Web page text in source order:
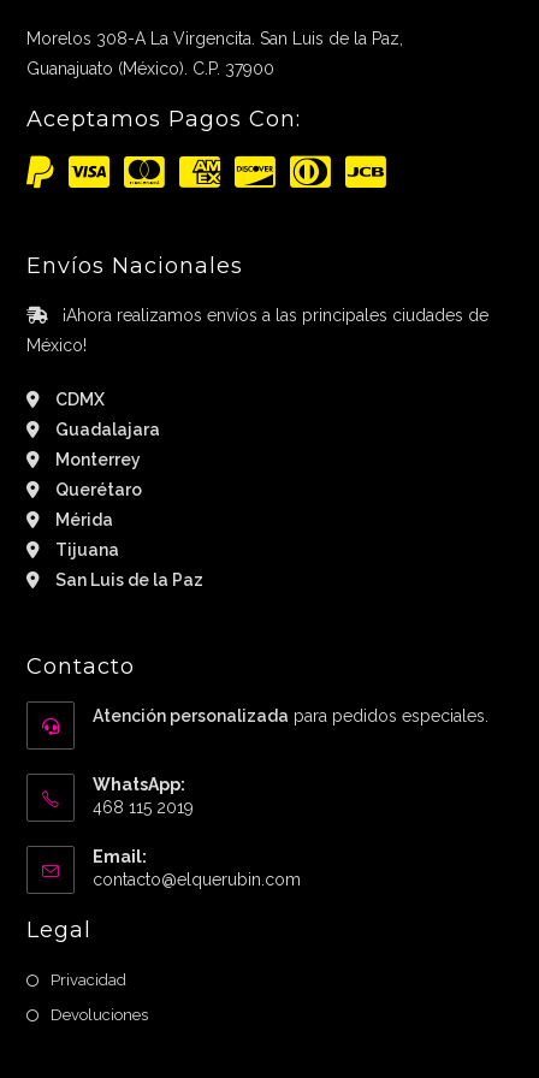
Morelos 308-A La Virgencita. San Luis de la Paz,
Guanajuato (México). C.P. 37900
Aceptamos Pagos Con:
Envíos Nacionales
¡Ahora realizamos envíos a las principales ciudades de
México!
CDMX
Guadalajara
Monterrey
Querétaro
Mérida
Tijuana
San Luis de la Paz
Contacto
Atención personalizada para pedidos especiales.
WhatsApp:
468 115 2019
Email:
contacto@elquerubin.com
Legal
Privacidad
Devoluciones